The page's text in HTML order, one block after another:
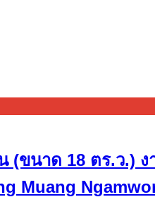
(ขนาด 18 ตร.ว.)
Muang